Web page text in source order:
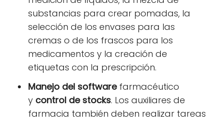
substancias para crear pomadas, la
selección de los envases para las
cremas o de los frascos para los
medicamentos y la creación de
etiquetas con la prescripción.
Manejo del softwarefarmacéutico
y control de stocks. Los auxiliares de
farmacia también deben realizar tareas